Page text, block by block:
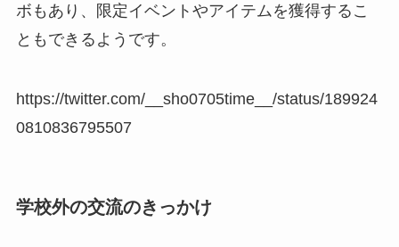
ボもあり、限定イベントやアイテムを獲得するこ
ともできるようです。
https://twitter.com/__sho0705time__/status/189924
0810836795507
学校外の交流のきっかけ